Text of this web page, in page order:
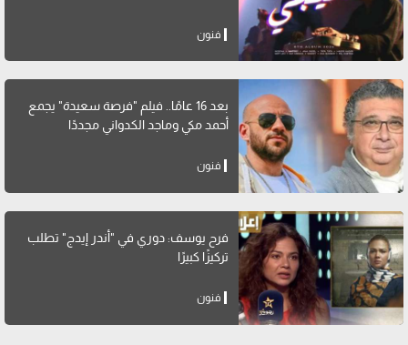
فنون
بعد 16 عامًا.. فيلم "فرصة سعيدة" يجمع
أحمد مكي وماجد الكدواني مجددًا
فنون
فرح يوسف: دوري في "أندر إيدج" تطلب
تركيزًا كبيرًا
فنون